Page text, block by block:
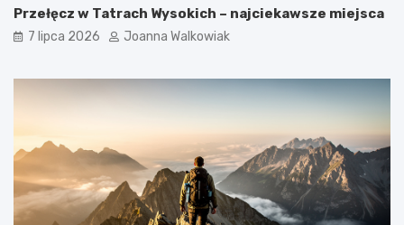
Przełęcz w Tatrach Wysokich – najciekawsze miejsca
7 lipca 2026 Joanna Walkowiak